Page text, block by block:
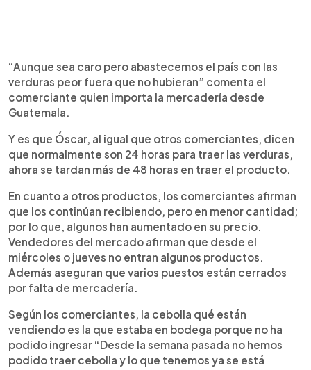
“Aunque sea caro pero abastecemos el país con las
verduras peor fuera que no hubieran” comenta el
comerciante quien importa la mercadería desde
Guatemala.
Y es que Óscar, al igual que otros comerciantes, dicen
que normalmente son 24 horas para traer las verduras,
ahora se tardan más de 48 horas en traer el producto.
En cuanto a otros productos, los comerciantes afirman
que los continúan recibiendo, pero en menor cantidad;
por lo que, algunos han aumentado en su precio.
Vendedores del mercado afirman que desde el
miércoles o jueves no entran algunos productos.
Además aseguran que varios puestos están cerrados
por falta de mercadería.
Según los comerciantes, la cebolla qué están
vendiendo es la que estaba en bodega porque no ha
podido ingresar “Desde la semana pasada no hemos
podido traer cebolla y lo que tenemos ya se está